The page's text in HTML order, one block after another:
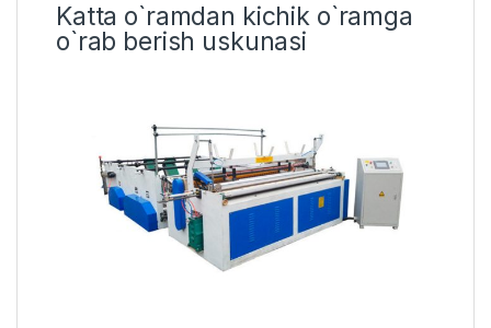
Katta o`ramdan kichik o`ramga
o`rab berish uskunasi